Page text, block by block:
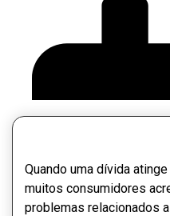
Quando uma dívida
muitos consumidores
problemas relacionados